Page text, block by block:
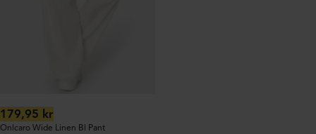
Normalpris:
179,95 kr
Onlcaro Wide Linen Bl Pant